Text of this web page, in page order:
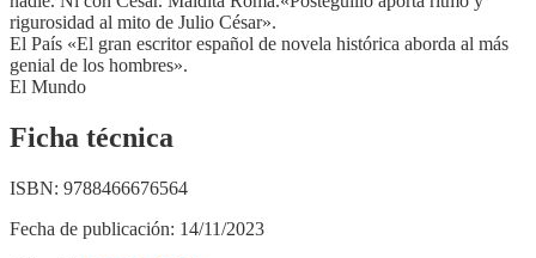
rigurosidad al mito de Julio César».
El País «El gran escritor español de novela histórica aborda al más
genial de los hombres».
El Mundo
Ficha técnica
ISBN: 9788466676564
Fecha de publicación: 14/11/2023